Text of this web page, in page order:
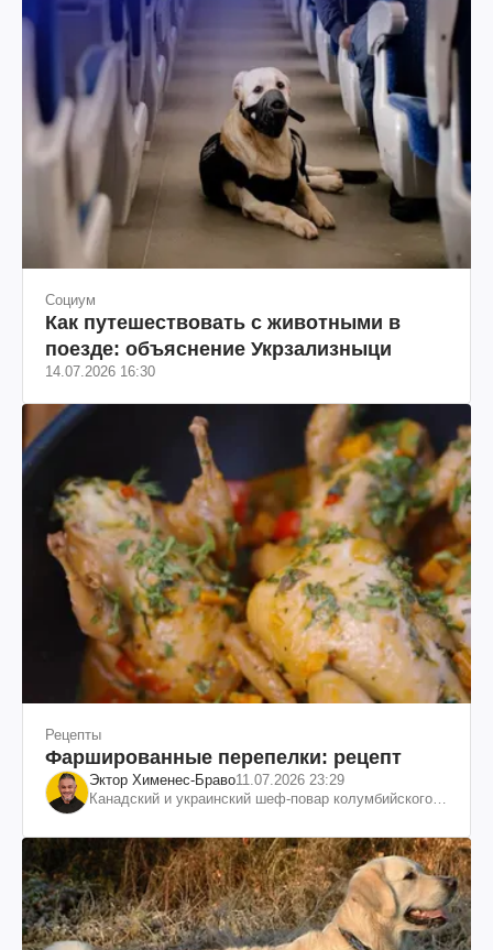
Социум
Как путешествовать с животными в
поезде: объяснение Укрзализныци
14.07.2026 16:30
Рецепты
Фаршированные перепелки: рецепт
Эктор Хименес-Браво11.07.2026 23:29
Канадский и украинский шеф-повар колумбийского